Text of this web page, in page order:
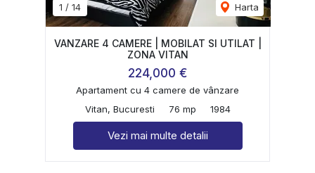
1 / 14 Harta
VANZARE 4 CAMERE | MOBILAT SI UTILAT |
ZONA VITAN
224,000 €
Apartament cu 4 camere de vânzare
Vitan, Bucuresti
76 mp 1984
Vezi mai multe detalii